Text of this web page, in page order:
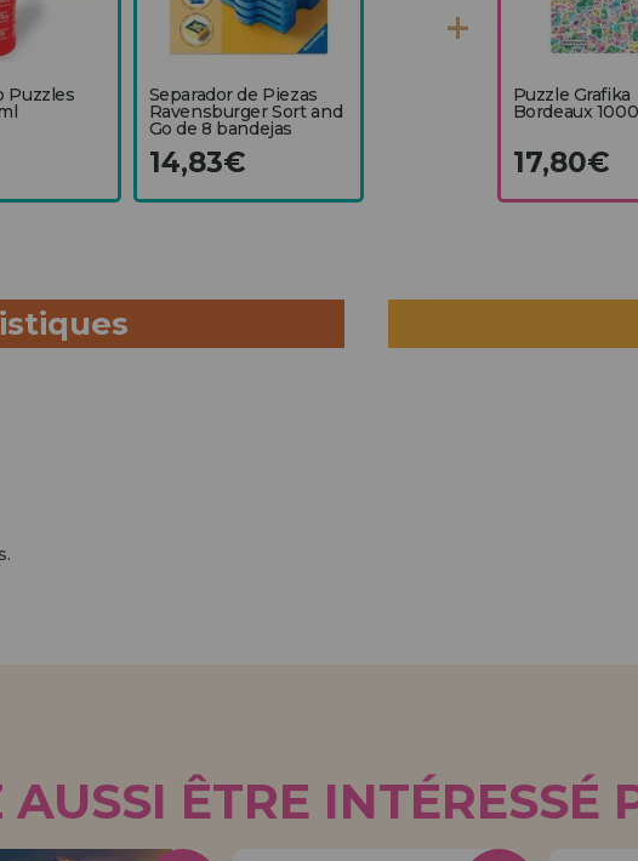
Puzzles Separador de Piezas
Ravensburger Sort and
Go de 8 bandejas
14,83€
Puzzle Grafika
Bordeaux
17,80€
ÊTRE INTÉRESSÉ